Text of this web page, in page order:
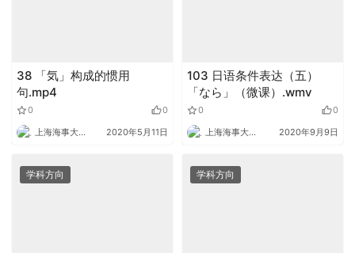
38 「気」构成的惯用
句.mp4
0 0
上海海事大学外语 2020年5月11日
103 日语条件表达（五）
「なら」（微课）.wmv
0 0
上海海事大学外语 2020年9月9日
学科方向 学科方向